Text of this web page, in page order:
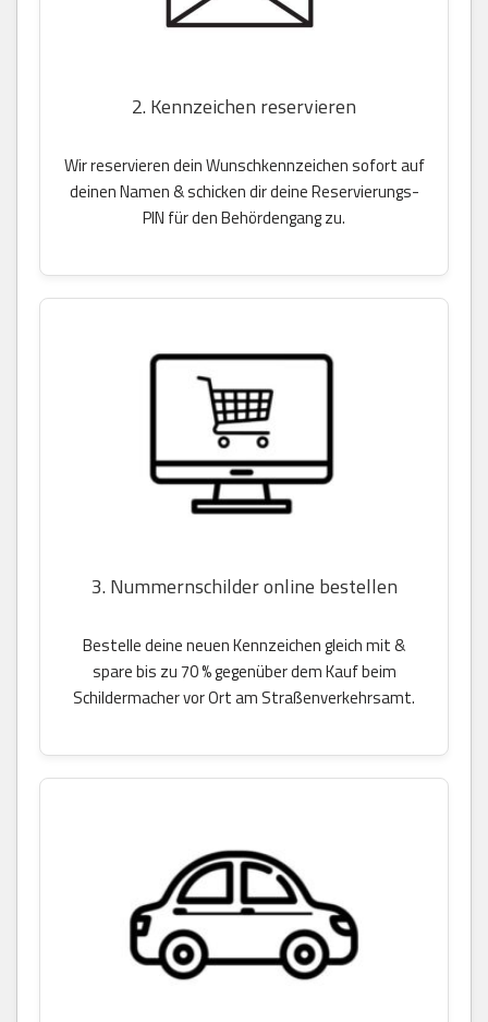
2. Kennzeichen reservieren
Wir reservieren dein Wunschkennzeichen sofort auf
deinen Namen & schicken dir deine Reservierungs-
PIN für den Behördengang zu.
3. Nummernschilder online bestellen
Bestelle deine neuen Kennzeichen gleich mit &
spare bis zu 70 % gegenüber dem Kauf beim
Schildermacher vor Ort am Straßenverkehrsamt.